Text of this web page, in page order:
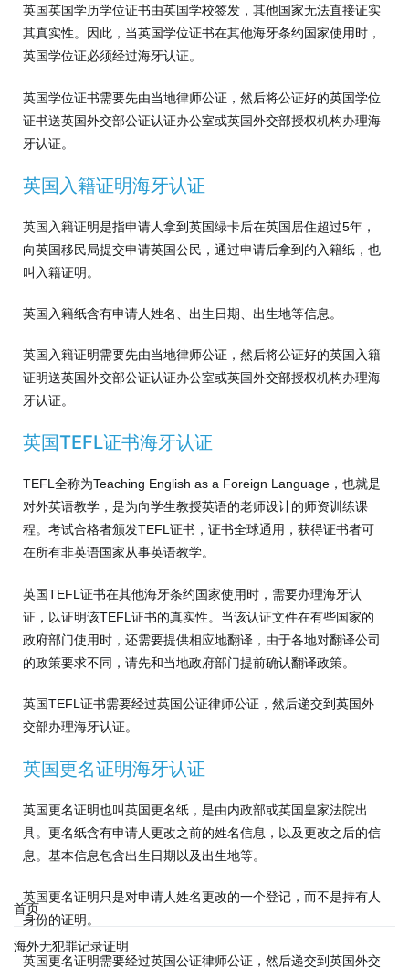
英国英国学历学位证书由英国学校签发，其他国家无法直接证实
其真实性。因此，当英国学位证书在其他海牙条约国家使用时，
英国学位证必须经过海牙认证。
英国学位证书需要先由当地律师公证，然后将公证好的英国学位
证书送英国外交部公证认证办公室或英国外交部授权机构办理海
牙认证。
英国入籍证明海牙认证
英国入籍证明是指申请人拿到英国绿卡后在英国居住超过5年，
向英国移民局提交申请英国公民，通过申请后拿到的入籍纸，也
叫入籍证明。
英国入籍纸含有申请人姓名、出生日期、出生地等信息。
英国入籍证明需要先由当地律师公证，然后将公证好的英国入籍
证明送英国外交部公证认证办公室或英国外交部授权机构办理海
牙认证。
英国TEFL证书海牙认证
TEFL全称为Teaching English as a Foreign Language，也就是
对外英语教学，是为向学生教授英语的老师设计的师资训练课
程。考试合格者颁发TEFL证书，证书全球通用，获得证书者可
在所有非英语国家从事英语教学。
英国TEFL证书在其他海牙条约国家使用时，需要办理海牙认
证，以证明该TEFL证书的真实性。当该认证文件在有些国家的
政府部门使用时，还需要提供相应地翻译，由于各地对翻译公司
的政策要求不同，请先和当地政府部门提前确认翻译政策。
英国TEFL证书需要经过英国公证律师公证，然后递交到英国外
交部办理海牙认证。
英国更名证明海牙认证
英国更名证明也叫英国更名纸，是由内政部或英国皇家法院出
具。更名纸含有申请人更改之前的姓名信息，以及更改之后的信
息。基本信息包含出生日期以及出生地等。
英国更名证明只是对申请人姓名更改的一个登记，而不是持有人
身份的证明。
英国更名证明需要经过英国公证律师公证，然后递交到英国外交
首页
海外无犯罪记录证明